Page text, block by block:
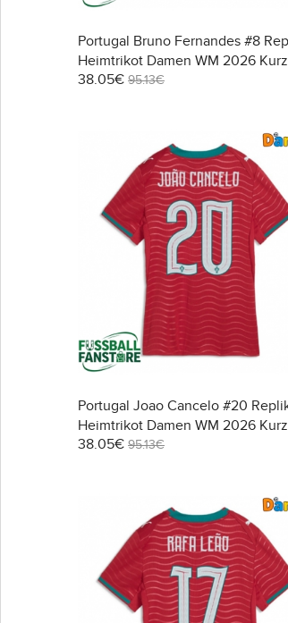
Portugal Bruno Fernandes #8
Heimtrikot Damen WM 2026
38.05€ 95.13€
Portugal Joao Cancelo #20
Heimtrikot Damen WM 2026
38.05€ 95.13€